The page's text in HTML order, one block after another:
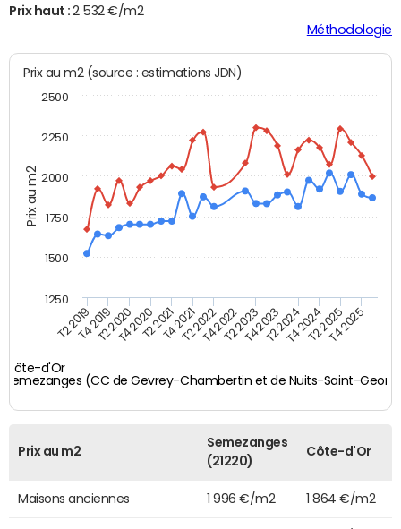
Prix haut :2 532 €/m2
Méthodologie
Prix au m2
Prix au m2 (source : estimations JDN)
Côte-d'Or
Semezanges (CC de Gevrey-Chambertin et de Nuits-Saint-
T2 2019T4 2019T2 2020T4 2020T2 2021T4 2021T2 2022T4 2022T2 2023T4 2023T2 2024T4 2024T2 2025T4 2025
1250
1500
1750
2000
2250
2500
Prix au m2
Semezanges
(21220)
Côte-d'Or
Maisons anciennes 1 996 €/m2 1 864 €/m2